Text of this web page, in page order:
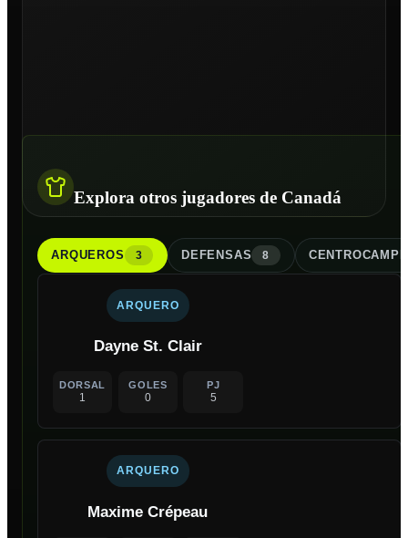
Explora otros jugadores de Canadá
ARQUEROS 3 DEFENSAS 8
ARQUERO
Dayne St. Clair
DORSAL
1
GOLES
0
PJ
5
ARQUERO
Maxime Crépeau